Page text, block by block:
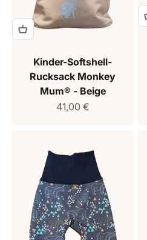
Kinder-Softshell-
Rucksack Monkey
Mum® - Beige
Verkaufspreis
41,00 €